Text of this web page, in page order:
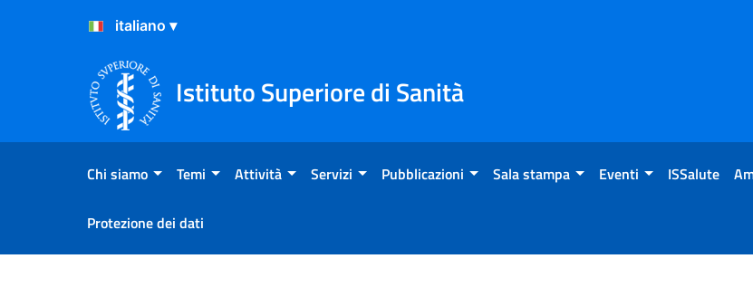
Salta al Contenuto
Salta al Footer
Istituto Superiore di Sanità
Chi siamo Temi Attività Servizi Pubblicazioni Sala stampa Eventi ISSalute
Protezione dei dati